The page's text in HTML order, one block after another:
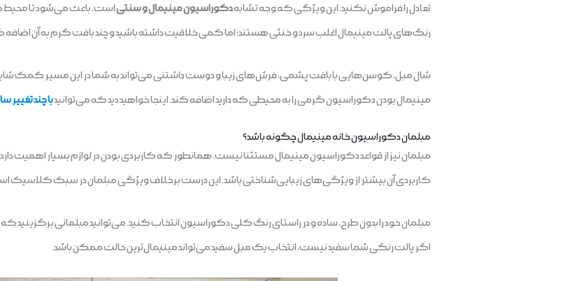
تعادل را فراموش نکنید. این ویژگی که وجه تشابهدکوراسیون مینیمال و سنتیاست، باعث می‌شود تا محیط
رنگ‌های پالت مینیمال اغلب سرد و خنثی هستند؛ اما کمی خلاقیت داشته باشید و چند بافت گرم به آن اضافه
شال مبل، کوسن‌هایی با بافت پشمی، فرش‌های زیبا و دوست داشتنی می‌تواند به شما در این مسیر کمک
مینیمال بودن دکوراسیون گرمی را به محیطی که دارید اضافه کند. اینجا خواهید دید که می‌توانیدبا چند تغییر
مبلمان دکوراسیون خانه مینیمال چگونه باشد؟
مبلمان نیز از قواعد دکوراسیون مینیمال مستثنا نیست. همانطور که کاربردی بودن در لوازم بسیار اهمیت
کاربردی آن بیشتر از ویژگی‌های زیبایی‌شناختی باشد. این درست برخلاف ویژگی مبلمان در سبک کلاسیک
مبلمان خود را بدون طرح، ساده و در راستای رنگ کلی دکوراسیون انتخاب کنید. می‌توانید مبلمانی برگزینید
اگر پالت رنگی شما سفید نیست، انتخاب یک مبل سفید می‌تواند مینیمال‌ترین حالت ممکن باشد.